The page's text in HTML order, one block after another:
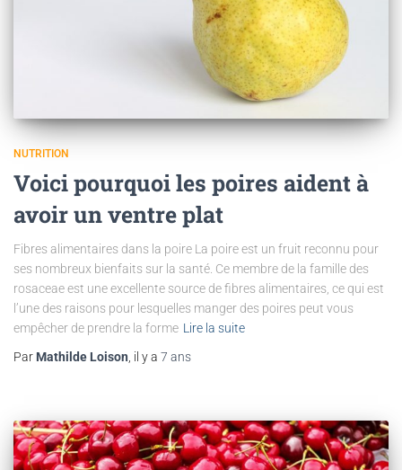
NUTRITION
Voici pourquoi les poires aident à
avoir un ventre plat
Fibres alimentaires dans la poire La poire est un fruit reconnu pour
ses nombreux bienfaits sur la santé. Ce membre de la famille des
rosaceae est une excellente source de fibres alimentaires, ce qui est
l’une des raisons pour lesquelles manger des poires peut vous
empêcher de prendre la forme Lire la suite
Par Mathilde Loison, il y a 7 ans